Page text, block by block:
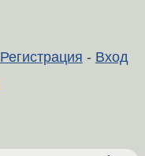
Регистрация - Вход